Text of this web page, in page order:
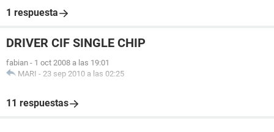
1 respuesta
DRIVER CIF SINGLE CHIP
fabian - 1 oct 2008 a las 19:01
MARI - 23 sep 2010 a las 02:25
11 respuestas